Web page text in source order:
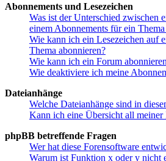
Abonnements und Lesezeichen
Was ist der Unterschied zwischen
einem Abonnements für ein
Wie kann ich ein Lesezeichen auf
Thema abonnieren?
Wie kann ich ein Forum
Wie deaktiviere ich meine
Dateianhänge
Welche Dateianhänge sind in
Kann ich eine Übersicht all meiner
phpBB betreffende Fragen
Wer hat diese Forensoftware
Warum ist Funktion x oder y nicht